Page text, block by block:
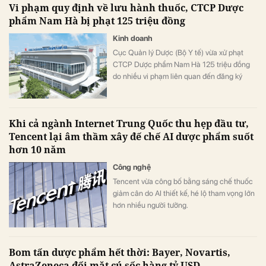
Vi phạm quy định về lưu hành thuốc, CTCP Dược
phẩm Nam Hà bị phạt 125 triệu đồng
Kinh doanh
Cục Quản lý Dược (Bộ Y tế) vừa xử phạt
CTCP Dược phẩm Nam Hà 125 triệu đồng
do nhiều vi phạm liên quan đến đăng ký
Khi cả ngành Internet Trung Quốc thu hẹp đầu tư,
Tencent lại âm thầm xây đế chế AI dược phẩm suốt
hơn 10 năm
Công nghệ
Tencent vừa công bố bằng sáng chế thuốc
giảm cân do AI thiết kế, hé lộ tham vọng lớn
hơn nhiều người tưởng.
Bom tấn dược phẩm hết thời: Bayer, Novartis,